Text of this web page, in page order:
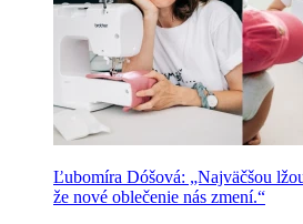
Ľubomíra Dóšová: „Najväčšou
že nové oblečenie nás zmení.“